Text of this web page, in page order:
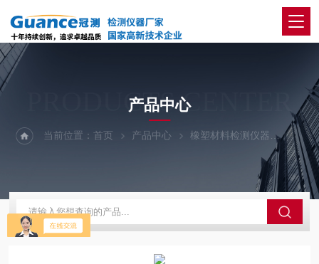
PRODUCTS CENTER
产品中心
当前位置：首页 产品中心 橡塑材料检测仪器 M-